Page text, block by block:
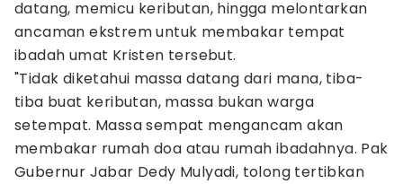
datang, memicu keributan, hingga melontarkan
ancaman ekstrem untuk membakar tempat
ibadah umat Kristen tersebut.
"Tidak diketahui massa datang dari mana, tiba-
tiba buat keributan, massa bukan warga
setempat. Massa sempat mengancam akan
membakar rumah doa atau rumah ibadahnya. Pak
Gubernur Jabar Dedy Mulyadi, tolong tertibkan